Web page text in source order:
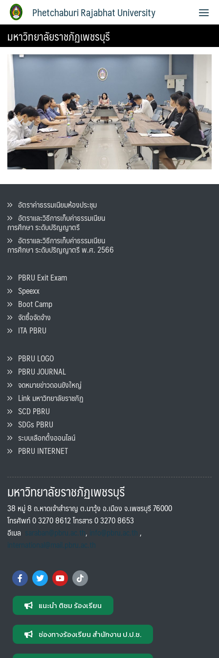
Phetchaburi Rajabhat University
มหาวิทยาลัยราชภัฏเพชรบุรี
อัตราค่าธรรมเนียมห้องประชุม
อัตราและวิธีการเก็บค่าธรรมเนียน
การศึกษา ระดับปริญญาตรี
อัตราและวิธีการเก็บค่าธรรมเนียน
การศึกษา ระดับปริญญาตรี พ.ศ. 2566
PBRU Exit Exam
Speexx
Boot Camp
จัดซื้อจัดจ้าง
ITA PBRU
PBRU LOGO
PBRU JOURNAL
จดหมายข่าวดอนขังใหญ่
Link มหาวิทยาลัยราชภัฏ
SCD PBRU
SDGs PBRU
ระบบเลือกตั้งออนไลน์
PBRU INTERNET
มหาวิทยาลัยราชภัฏเพชรบุรี
38 หมู่ 8 ถ.หาดเจ้าสำราญ ต.นาวุ้ง อ.เมือง จ.เพชรบุรี 76000
โทรศัพท์ 0 3270 8612 โทรสาร 0 3270 8653
อีเมล saraban@pbru.ac.th, info@pbru.ac.th,
international@mail.pbru.ac.th
แนะนำ ติชม ร้องเรียน
ช่องทางร้องเรียน สำนักงาน ป.ป.ช.